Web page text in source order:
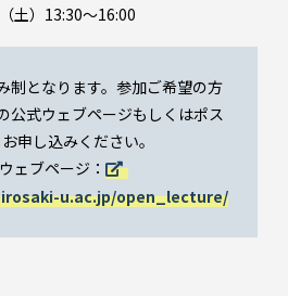
土）13:30～16:00
制となります。参加ご希望の方
公式ウェブページもしくはポス
申し込みください。
ェブページ：
u.ac.jp/open_lecture/